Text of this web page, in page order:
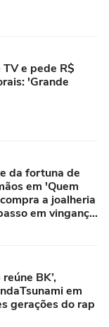
e pede R$
'Grande
da fortuna de
em 'Quem
a joalheria
em vingança
BK’,
em
gerações do rap